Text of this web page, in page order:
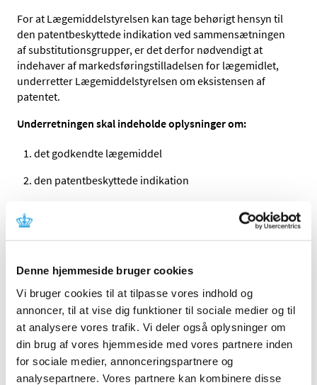
Denne hjemmeside bruger cookies
Vi bruger cookies til at tilpasse vores indhold og
annoncer, til at vise dig funktioner til sociale medier og til
at analysere vores trafik. Vi deler også oplysninger om
din brug af vores hjemmeside med vores partnere inden
for sociale medier, annonceringspartnere og
analysepartnere. Vores partnere kan kombinere disse
For at Lægemiddelstyrelsen kan tage behørigt hensyn til
den patentbeskyttede indikation ved sammensætningen
af substitutionsgrupper, er det derfor nødvendigt at
indehaver af markedsføringstilladelsen for lægemidlet,
underretter Lægemiddelstyrelsen om eksistensen af
patentet.
Underretningen skal indeholde oplysninger om:
det godkendte lægemiddel
den patentbeskyttede indikation
Underretning om et gyldigt patent for en indikation til et
lægemiddel skal sendes til
Ved modtagelsen af underretningen vil
Lægemiddelstyrelsen foretage en konkret vurdering af
oplysningerne i underretningen. Dette består bl.a. i at
verificere patentet i samarbejde med Patent- og
Varemærkestyrelsen.